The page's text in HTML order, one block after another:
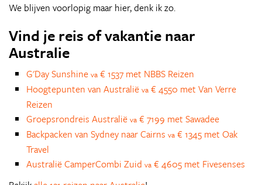
We blijven voorlopig maar hier, denk ik zo.
Vind je reis of vakantie naar
Australie
G'Day Sunshine va € 1537 met NBBS Reizen
Hoogtepunten van Australië va € 4550 met Van Verre
Reizen
Groepsrondreis Australië va € 7199 met Sawadee
Backpacken van Sydney naar Cairns va € 1345 met Oak
Travel
Australië CamperCombi Zuid va € 4605 met Fivesenses